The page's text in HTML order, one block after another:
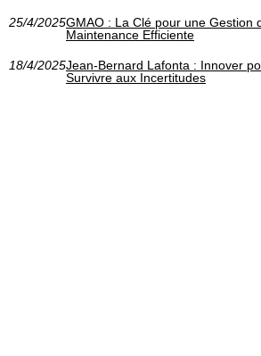
25/4/2025GMAO : La Clé pour une Gestion
Maintenance Efficiente
18/4/2025Jean-Bernard Lafonta : Innover
Survivre aux Incertitudes